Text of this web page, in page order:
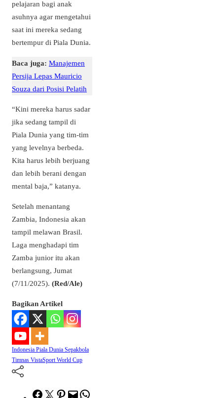
pelajaran bagi anak
asuhnya agar mengetahui
saat ini mereka sedang
bertempur di Piala Dunia.
Baca juga: Manajemen
Persija Lepas Mauricio
Souza dari Posisi Pelatih
“Kini mereka harus sadar
jika sedang tampil di
Piala Dunia yang tim-tim
yang levelnya berbeda.
Kita harus lebih berjuang
dan lebih berani dengan
mental baja,” katanya.
Setelah menantang
Zambia, Indonesia akan
tampil melawan Brasil.
Laga menghadapi tim
Zamba junior itu akan
berlangsung, Jumat
(7/11/2025). (Red/Ale)
Bagikan Artikel
Indonesia Piala Dunia Sepakbola
Timnas VistaSportWorld Cup
Facebook
TwitterPinterest
Mail